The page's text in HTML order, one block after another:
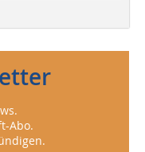
Abo.